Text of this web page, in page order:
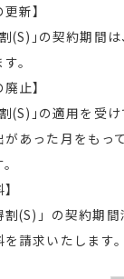
更新】
(S)｣の契約期間
。
廃止】
(S)｣の適用を受
があった月をもっ
割(S)」の契約期
請求いたします。